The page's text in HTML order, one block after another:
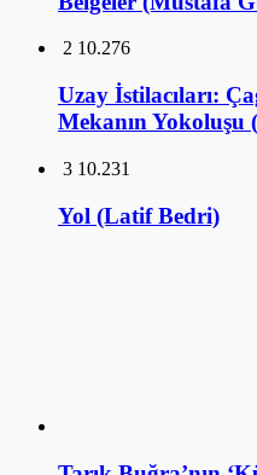
Yol (Latif Bedri)
49.592
Kocagöz’ün
Şerefnur Atik)
İlk Osmanlı
Dr. Necla Arslan